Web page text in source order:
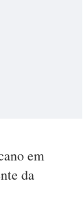
em
da